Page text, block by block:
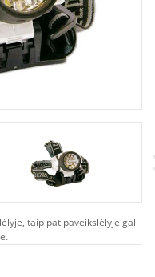
taip pat paveikslėlyje gali